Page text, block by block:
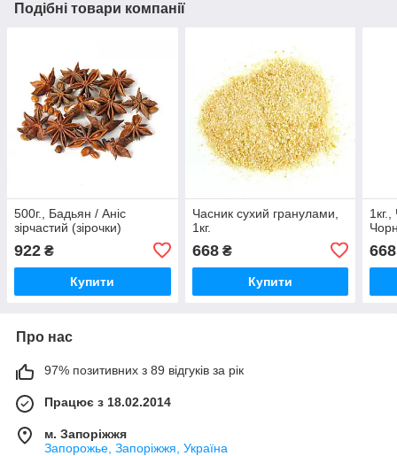
Подібні товари компанії
500г., Бадьян / Аніс
зірчастий (зірочки)
922 ₴
Купити
Часник сухий гранулами,
1кг.
668₴
Купити
668
Про нас
97% позитивних з 89 відгуків за рік
Працює з 18.02.2014
м. Запоріжжя
Запорожье, Запоріжжя, Україна